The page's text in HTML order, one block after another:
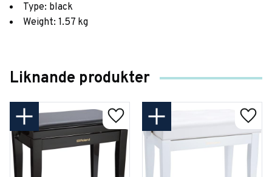
Type: black
Weight: 1.57 kg
Liknande produkter